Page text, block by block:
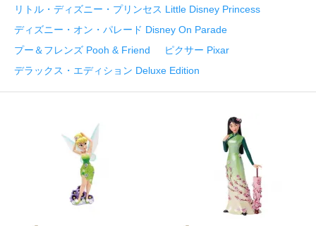
リトル・ディズニー・プリンセス Little Disney Princess
ディズニー・オン・パレード Disney On Parade
プー＆フレンズ Pooh & Friend
ピクサー Pixar
デラックス・エディション Deluxe Edition